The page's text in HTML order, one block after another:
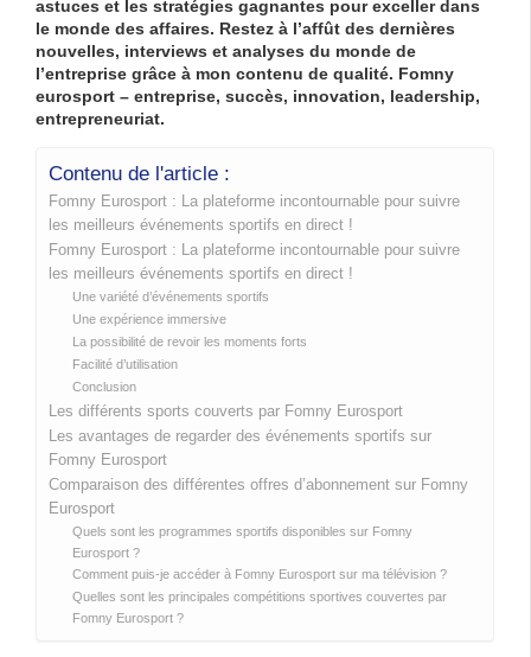
astuces et les stratégies gagnantes pour exceller dans
le monde des affaires. Restez à l’affût des dernières
nouvelles, interviews et analyses du monde de
l’entreprise grâce à mon contenu de qualité. Fomny
eurosport – entreprise, succès, innovation, leadership,
entrepreneuriat.
Contenu de l'article :
Fomny Eurosport : La plateforme incontournable pour suivre
les meilleurs événements sportifs en direct !
Fomny Eurosport : La plateforme incontournable pour suivre
les meilleurs événements sportifs en direct !
Une variété d’événements sportifs
Une expérience immersive
La possibilité de revoir les moments forts
Facilité d’utilisation
Conclusion
Les différents sports couverts par Fomny Eurosport
Les avantages de regarder des événements sportifs sur
Fomny Eurosport
Comparaison des différentes offres d’abonnement sur Fomny
Eurosport
Quels sont les programmes sportifs disponibles sur Fomny
Eurosport ?
Comment puis-je accéder à Fomny Eurosport sur ma télévision ?
Quelles sont les principales compétitions sportives couvertes par
Fomny Eurosport ?